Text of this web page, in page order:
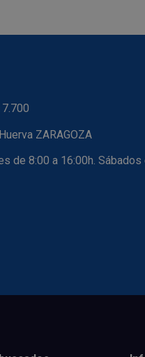
ZARAGOZA
de 8:00 a 16:00h. Sábados